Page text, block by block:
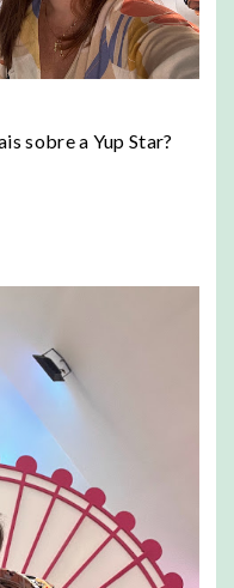
sobre a Yup Star?